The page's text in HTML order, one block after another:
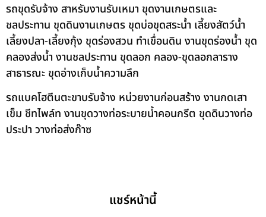
รถขุดรับจ้าง สาหรับงานรับเหมา ขุดงานเกษตรและ
ชลประทาน ขุดดินงานเกษตร ขุดบ่อขุดสระน้ำ เลี้ยงสัตว์น้ำ
เลี้ยงปลา-เลี้ยงกุ้ง ขุดร่องสวน ทำเขื่อนดิน งานขุดร่องน้ำ ขุด
คลองส่งน้ำ งานชลประทาน ขุดลอก คลอง-ขุดลอกลาราง
สาธารณะ ขุดอ่างเก็บน้ำความลึก
รถแบคโฮตีนตะขาบรับจ้าง หน่วยงานก่อนสร้าง งานกดเสา
เข็ม ชีทไพล์ท งานขุดวางท่อระบายน้ำคอนกรีต ขุดดินวางท่อ
ประปา วางท่อส่งก๊าซ
แชร์หน้านี้